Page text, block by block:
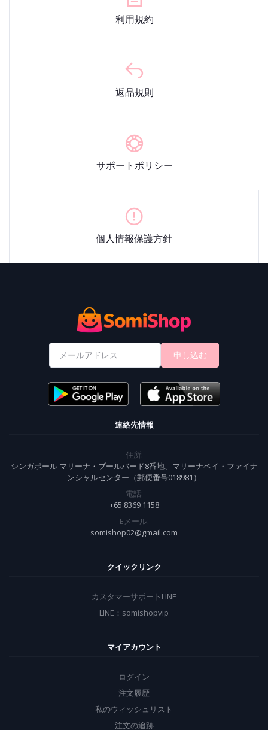
利用規約
返品規則
サポートポリシー
個人情報保護方針
申し込む
連絡先情報
住所:
シンガポール マリーナ・ブールバード8番地、マリーナベイ・ファイナ
ンシャルセンター（郵便番号018981）
電話:
+65 8369 1158
Eメール:
somishop02@gmail.com
クイックリンク
カスタマーサポートLINE
LINE：somishopvip
マイアカウント
ログイン
注文履歴
私のウィッシュリスト
注文の追跡